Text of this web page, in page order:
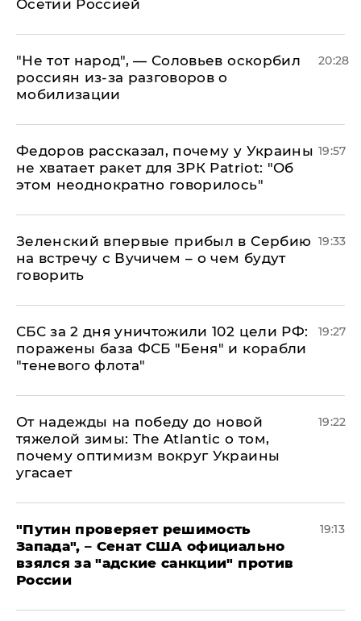
Осетии Россией
​"Не тот народ", — Соловьев оскорбил
россиян из-за разговоров о
мобилизации
20:28
Федоров рассказал, почему у Украины
не хватает ракет для ЗРК Patriot: "Об
этом неоднократно говорилось"
19:57
Зеленский впервые прибыл в Сербию
на встречу с Вучичем – о чем будут
говорить
19:33
СБС за 2 дня уничтожили 102 цели РФ:
поражены база ФСБ "Беня" и корабли
"теневого флота"
19:27
От надежды на победу до новой
тяжелой зимы: The Atlantic о том,
почему оптимизм вокруг Украины
угасает
19:22
"Путин проверяет решимость
Запада", – Сенат США официально
взялся за "адские санкции" против
России
19:13